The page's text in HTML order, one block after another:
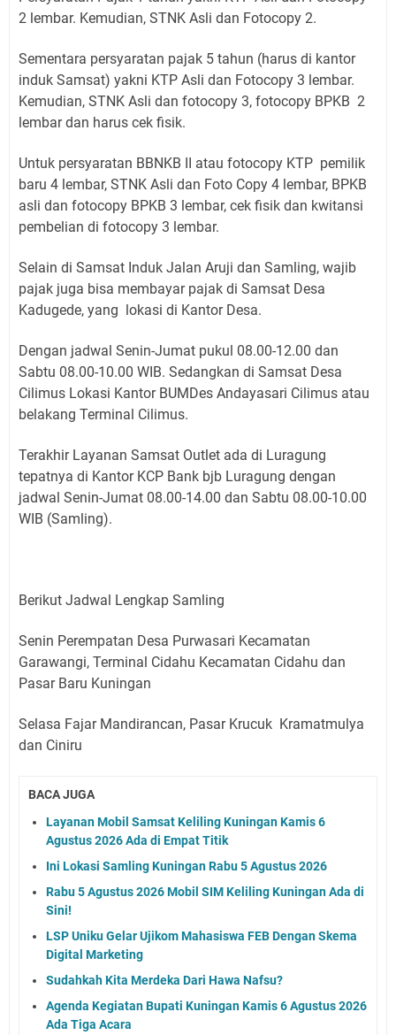
2 lembar. Kemudian, STNK Asli dan Fotocopy 2.
Sementara persyaratan pajak 5 tahun (harus di kantor
induk Samsat) yakni KTP Asli dan Fotocopy 3 lembar.
Kemudian, STNK Asli dan fotocopy 3, fotocopy BPKB 2
lembar dan harus cek fisik.
Untuk persyaratan BBNKB II atau fotocopy KTP pemilik
baru 4 lembar, STNK Asli dan Foto Copy 4 lembar, BPKB
asli dan fotocopy BPKB 3 lembar, cek fisik dan kwitansi
pembelian di fotocopy 3 lembar.
Selain di Samsat Induk Jalan Aruji dan Samling, wajib
pajak juga bisa membayar pajak di Samsat Desa
Kadugede, yang lokasi di Kantor Desa.
Dengan jadwal Senin-Jumat pukul 08.00-12.00 dan
Sabtu 08.00-10.00 WIB. Sedangkan di Samsat Desa
Cilimus Lokasi Kantor BUMDes Andayasari Cilimus atau
belakang Terminal Cilimus.
Terakhir Layanan Samsat Outlet ada di Luragung
tepatnya di Kantor KCP Bank bjb Luragung dengan
jadwal Senin-Jumat 08.00-14.00 dan Sabtu 08.00-10.00
WIB (Samling).
Berikut Jadwal Lengkap Samling
Senin Perempatan Desa Purwasari Kecamatan
Garawangi, Terminal Cidahu Kecamatan Cidahu dan
Pasar Baru Kuningan
Selasa Fajar Mandirancan, Pasar Krucuk Kramatmulya
dan Ciniru
BACA JUGA
Layanan Mobil Samsat Keliling Kuningan Kamis 6
Agustus 2026 Ada di Empat Titik
Ini Lokasi Samling Kuningan Rabu 5 Agustus 2026
Rabu 5 Agustus 2026 Mobil SIM Keliling Kuningan Ada di
Sini!
LSP Uniku Gelar Ujikom Mahasiswa FEB Dengan Skema
Digital Marketing
Sudahkah Kita Merdeka Dari Hawa Nafsu?
Agenda Kegiatan Bupati Kuningan Kamis 6 Agustus 2026
Ada Tiga Acara